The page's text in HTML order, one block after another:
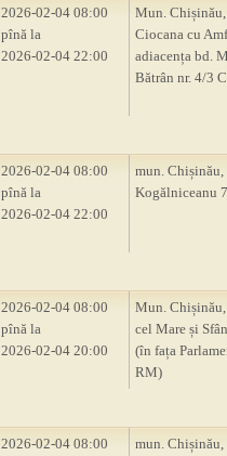
2026-02-04 08:00
pînă la
2026-02-04 22:00
Mun.
Ciocana cu
adiacența bd.
Bătrân nr. 4/3
2026-02-04 08:00
pînă la
2026-02-04 22:00
mun. Chișinău,
Kogălniceanu
2026-02-04 08:00
pînă la
2026-02-04 20:00
Mun.
cel Mare și
(în fața
RM)
2026-02-04 08:00
mun. Chișinău,